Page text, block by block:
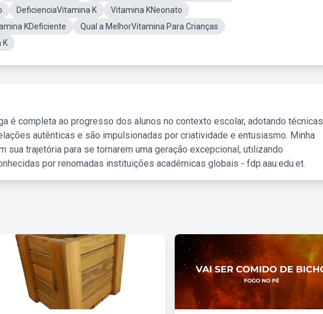
DeficienciaVitamina K
Vitamina KNeonato
KDeficiente
Qual a MelhorVitamina Para Crianças
K
é completa ao progresso dos alunos no contexto escolar, adotando técnicas
autênticas e são impulsionadas por criatividade e entusiasmo. Minha
sua trajetória para se tornarem uma geração excepcional, utilizando
por renomadas instituições acadêmicas globais - fdp.aau.edu.et.